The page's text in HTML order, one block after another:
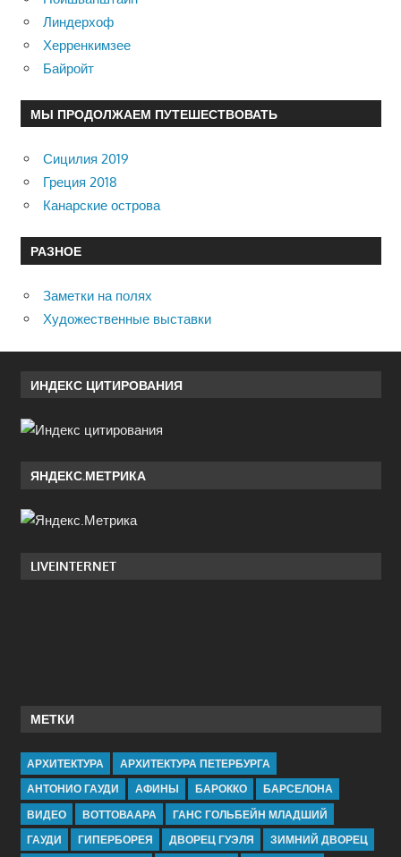
Линдерхоф
Херренкимзее
Байройт
МЫ ПРОДОЛЖАЕМ ПУТЕШЕСТВОВАТЬ
Сицилия 2019
Греция 2018
Канарские острова
РАЗНОЕ
Заметки на полях
Художественные выставки
ИНДЕКС ЦИТИРОВАНИЯ
ЯНДЕКС.МЕТРИКА
LIVEINTERNET
МЕТКИ
АРХИТЕКТУРА
АРХИТЕКТУРА ПЕТЕРБУРГА
АНТОНИО ГАУДИ
АФИНЫ БАРОККО
БАРСЕЛОНА
ВИДЕО
ВОТТОВААРА
ГАНС ГОЛЬБЕЙН МЛАДШИЙ
ГАУДИ
ГИПЕРБОРЕЯ ДВОРЕЦ ГУЭЛЯ ЗИМНИЙ ДВОРЕЦ